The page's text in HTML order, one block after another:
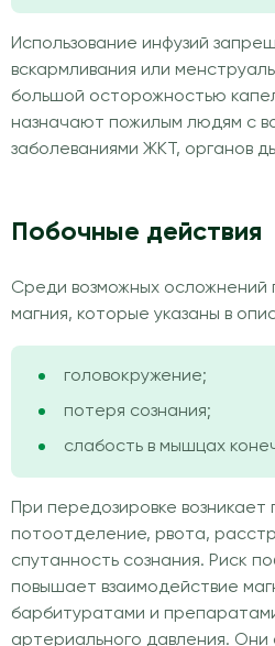
Использование инфузий
вскармливания или
большой осторожностью
назначают пожилым людям с
заболеваниями ЖКТ, органов
Побочные действия
Среди возможных осложнений
магния, которые указаны в
головокружение;
потеря сознания;
слабость в мышцах
При передозировке
потоотделение, рвота,
спутанность сознания. Риск
повышает взаимодействие
барбитуратами и
артериального давления.